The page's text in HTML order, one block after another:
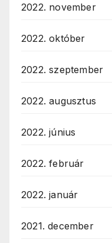
2022. november
2022. október
2022. szeptember
2022. augusztus
2022. június
2022. február
2022. január
2021. december